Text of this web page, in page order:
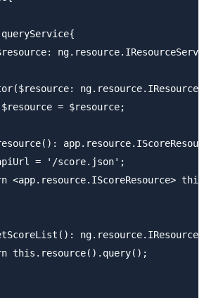
= $resource;
= '/score.json';
<app.resource.IScoreResource>
this.resource().query();